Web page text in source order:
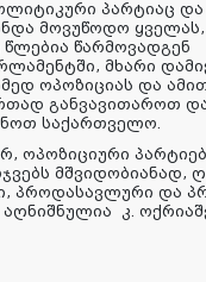
პარტიაც და
მოვუწოდო ყველას,
წლებია წარმოვადგენ
მხარი
ოპოზიციას და
განვავითაროთ და
საქართველო.
ოპოზიციური
მშვიდობიანად,
პროდასავლური და
აღნიშნულია კ.